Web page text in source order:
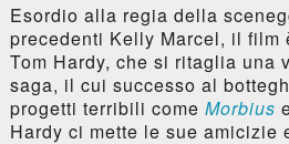
Esordio alla regia della
precedenti Kelly Marcel, il film
Tom Hardy, che si ritaglia una
saga, il cui successo al
progetti terribili come Morbius
Hardy ci mette le sue amicizie